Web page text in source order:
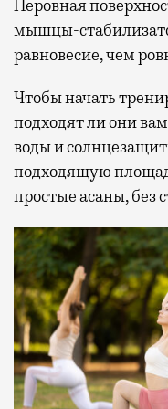
Неровная
мышцы-
равновесие, чем
Чтобы начать
подходят ли они
воды и
подходящую
простые асаны, без